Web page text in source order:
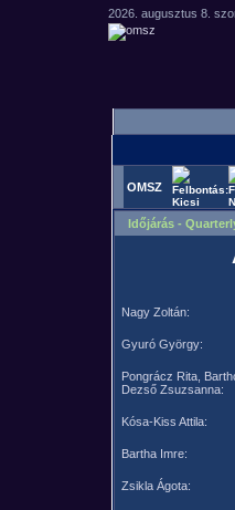
OMSZ
Időjárás -
Nagy Zoltán:
Gyuró György:
Pongrácz Rita,
Dezső Zsuzsanna:
Kósa-Kiss Attila:
Bartha Imre:
Zsikla Ágota: